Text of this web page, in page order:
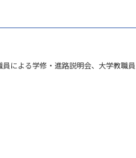
による学修・進路説明会、大学教職